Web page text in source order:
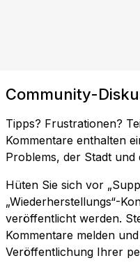
Community-
Tipps? Frustrationen?
Kommentare enthalten
Problems, der Stadt und
Hüten Sie sich vor
„Wiederherstellungs“-
veröffentlicht werden.
Kommentare melden
Veröffentlichung Ihrer